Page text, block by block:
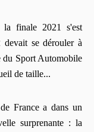
la finale 2021 s'est
se dérouler à
du Sport Automobile
de taille...
France a dans un
surprenante : la